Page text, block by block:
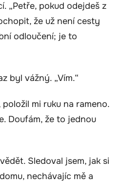
„Petře, pokud odejdeš z
že už není cesty
odloučení; je to
byl vážný. „Vím.“
mi ruku na rameno.
Doufám, že to jednou
Sledoval jsem, jak si
nechávajíc mě a